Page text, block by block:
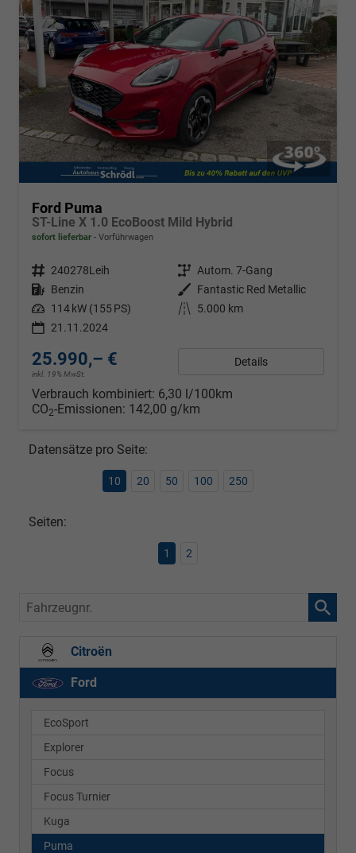
Ford Puma
ST-Line X 1.0 EcoBoost Mild Hybrid
sofort lieferbar Vorführwagen
Fahrzeugnr. 240278Leih Getriebe Autom. 7-Gang
Kraftstoff Benzin Außenfarbe Fantastic Red Metallic
Leistung 114 kW (155 PS) Kilometerstand
5.000 km
21.11.2024
25.990,– €
inkl. 19% MwSt.
Details
Verbrauch kombiniert: 6,30 l/100km
CO2-Emissionen: 142,00 g/km
Datensätze pro Seite:
10 20 50 100 250
Seiten:
1 2
Fahrzeugnr.
Citroën
Ford
EcoSport
Explorer
Focus
Focus Turnier
Kuga
Puma